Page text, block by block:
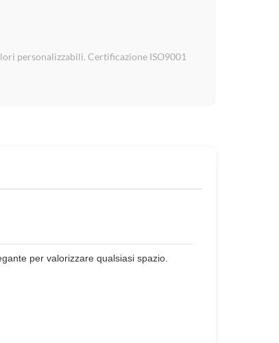
personalizzabili. Certificazione ISO9001
per valorizzare qualsiasi spazio.